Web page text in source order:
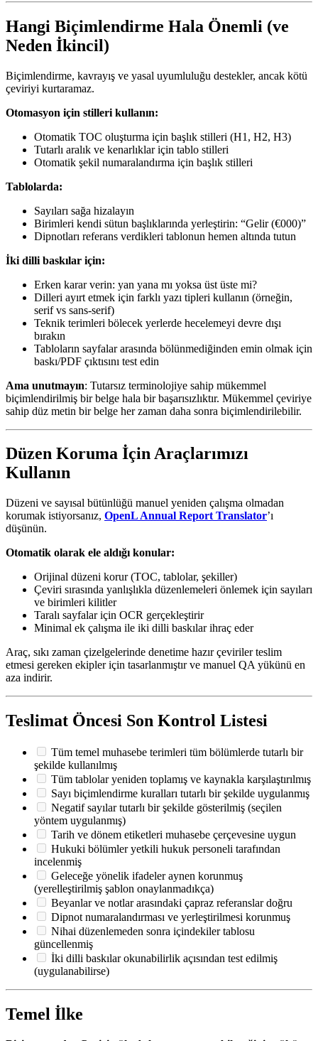
Hangi Biçimlendirme Hala Önemli (ve
Neden İkincil)
Biçimlendirme, kavrayış ve yasal uyumluluğu destekler, ancak kötü
çeviriyi kurtaramaz.
Otomasyon için stilleri kullanın:
Otomatik TOC oluşturma için başlık stilleri (H1, H2, H3)
Tutarlı aralık ve kenarlıklar için tablo stilleri
Otomatik şekil numaralandırma için başlık stilleri
Tablolarda:
Sayıları sağa hizalayın
Birimleri kendi sütun başlıklarında yerleştirin: “Gelir (€000)”
Dipnotları referans verdikleri tablonun hemen altında tutun
İki dilli baskılar için:
Erken karar verin: yan yana mı yoksa üst üste mi?
Dilleri ayırt etmek için farklı yazı tipleri kullanın (örneğin,
serif vs sans-serif)
Teknik terimleri bölecek yerlerde hecelemeyi devre dışı
bırakın
Tabloların sayfalar arasında bölünmediğinden emin olmak için
baskı/PDF çıktısını test edin
Ama unutmayın: Tutarsız terminolojiye sahip mükemmel
biçimlendirilmiş bir belge hala bir başarısızlıktır. Mükemmel çeviriye
sahip düz metin bir belge her zaman daha sonra biçimlendirilebilir.
Düzen Koruma İçin Araçlarımızı
Kullanın
Düzeni ve sayısal bütünlüğü manuel yeniden çalışma olmadan
korumak istiyorsanız, OpenL Annual Report Translator’ı
düşünün.
Otomatik olarak ele aldığı konular:
Orijinal düzeni korur (TOC, tablolar, şekiller)
Çeviri sırasında yanlışlıkla düzenlemeleri önlemek için sayıları
ve birimleri kilitler
Taralı sayfalar için OCR gerçekleştirir
Minimal ek çalışma ile iki dilli baskılar ihraç eder
Araç, sıkı zaman çizelgelerinde denetime hazır çeviriler teslim
etmesi gereken ekipler için tasarlanmıştır ve manuel QA yükünü en
aza indirir.
Teslimat Öncesi Son Kontrol Listesi
Tüm temel muhasebe terimleri tüm bölümlerde tutarlı bir
şekilde kullanılmış
Tüm tablolar yeniden toplamış ve kaynakla karşılaştırılmış
Sayı biçimlendirme kuralları tutarlı bir şekilde uygulanmış
Negatif sayılar tutarlı bir şekilde gösterilmiş (seçilen
yöntem uygulanmış)
Tarih ve dönem etiketleri muhasebe çerçevesine uygun
Hukuki bölümler yetkili hukuk personeli tarafından
incelenmiş
Geleceğe yönelik ifadeler aynen korunmuş
(yerelleştirilmiş şablon onaylanmadıkça)
Beyanlar ve notlar arasındaki çapraz referanslar doğru
Dipnot numaralandırması ve yerleştirilmesi korunmuş
Nihai düzenlemeden sonra içindekiler tablosu
güncellenmiş
İki dilli baskılar okunabilirlik açısından test edilmiş
(uygulanabilirse)
Temel İlke